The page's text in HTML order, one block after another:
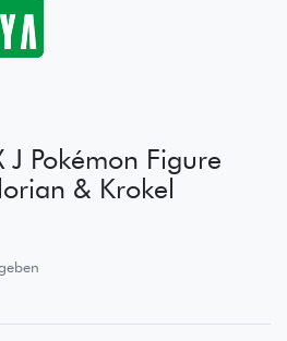
J Pokémon Figure
& Krokel